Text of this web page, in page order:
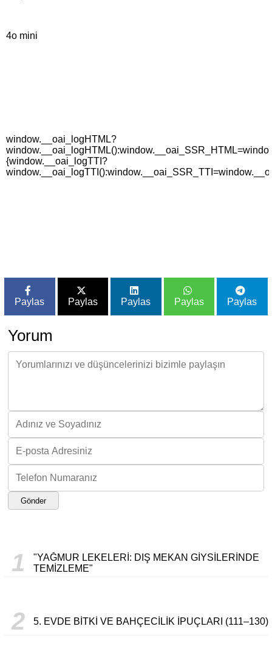
4o mini
window.__oai_logHTML?
{window.__oai_logTTI?
Paylas Paylas Paylas Paylas Paylas
Yorum
Gönder
1
"YAĞMUR LEKELERI: DIŞ MEKAN GIYSILERINDE
TEMIZLEME"
2 5. EVDE BITKI VE BAHÇECILIK İPUÇLARI (111–130)